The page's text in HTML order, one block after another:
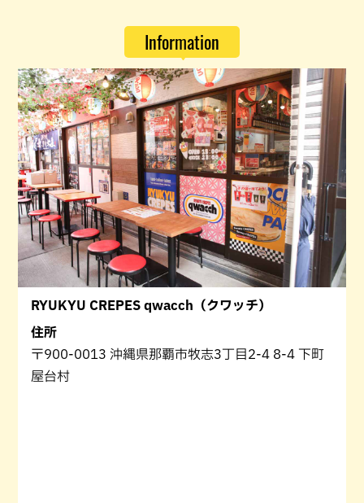
Information
RYUKYU CREPES qwacch（クワッチ）
住所
〒900-0013 沖縄県那覇市牧志3丁目2-4 8-4 下町
屋台村